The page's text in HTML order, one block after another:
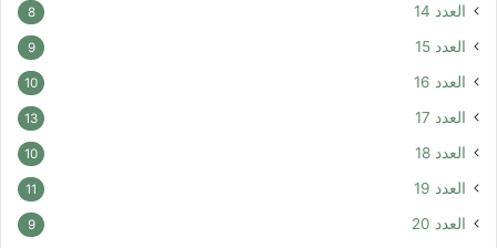
العدد 14 8
العدد 15 9
العدد 16 10
العدد 17 13
العدد 18 10
العدد 19 11
العدد 20 9